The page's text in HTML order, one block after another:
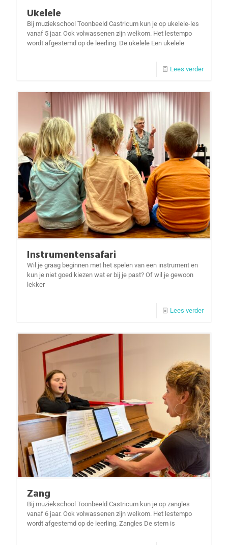
Ukelele
Bij muziekschool Toonbeeld Castricum kun je op ukelele-les
vanaf 5 jaar. Ook volwassenen zijn welkom. Het lestempo
wordt afgestemd op de leerling. De ukelele Een ukelele
Lees verder
Instrumentensafari
Wil je graag beginnen met het spelen van een instrument en
kun je niet goed kiezen wat er bij je past? Of wil je gewoon
lekker
Lees verder
Zang
Bij muziekschool Toonbeeld Castricum kun je op zangles
vanaf 6 jaar. Ook volwassenen zijn welkom. Het lestempo
wordt afgestemd op de leerling. Zangles De stem is